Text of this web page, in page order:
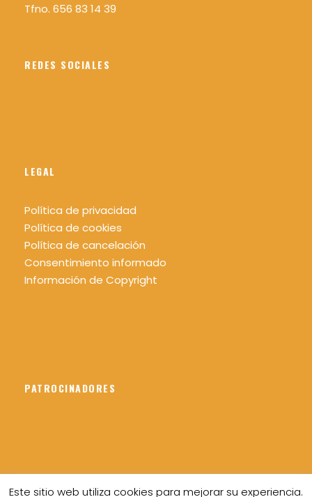
Tfno. 656 83 14 39
REDES SOCIALES
LEGAL
Política de privacidad
Política de cookies
Política de cancelación
Consentimiento informado
Información de Copyright
PATROCINADORES
Este sitio web utiliza cookies para mejorar su experiencia.